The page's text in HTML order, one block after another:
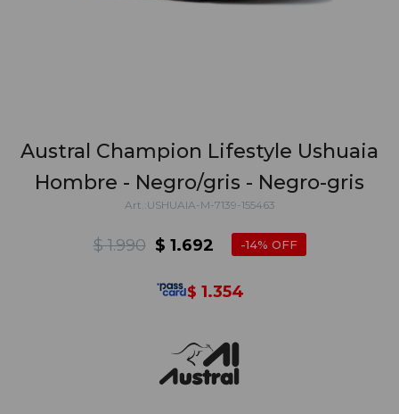
Austral Champion Lifestyle Ushuaia
Hombre - Negro/gris - Negro-gris
USHUAIA-M-7139-155463
$ 1.692
$ 1.990 14
$ 1.354